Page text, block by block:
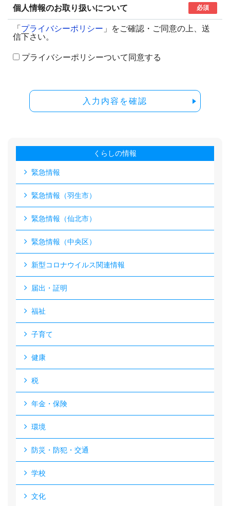
個人情報のお取り扱いについて 必須
「 プライバシーポリシー 」をご確認・ご同意の上、送
信下さい。
プライバシーポリシーついて同意する
入力内容を確認
くらしの情報
緊急情報
緊急情報（羽生市）
緊急情報（仙北市）
緊急情報（中央区）
新型コロナウイルス関連情報
届出・証明
福祉
子育て
健康
税
年金・保険
環境
防災・防犯・交通
学校
文化